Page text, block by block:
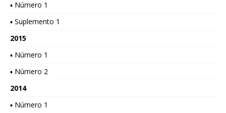
▪ Número 1
▪ Suplemento 1
2015
▪ Número 1
▪ Número 2
2014
▪ Número 1